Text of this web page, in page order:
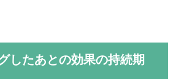
したあとの効果の持続期